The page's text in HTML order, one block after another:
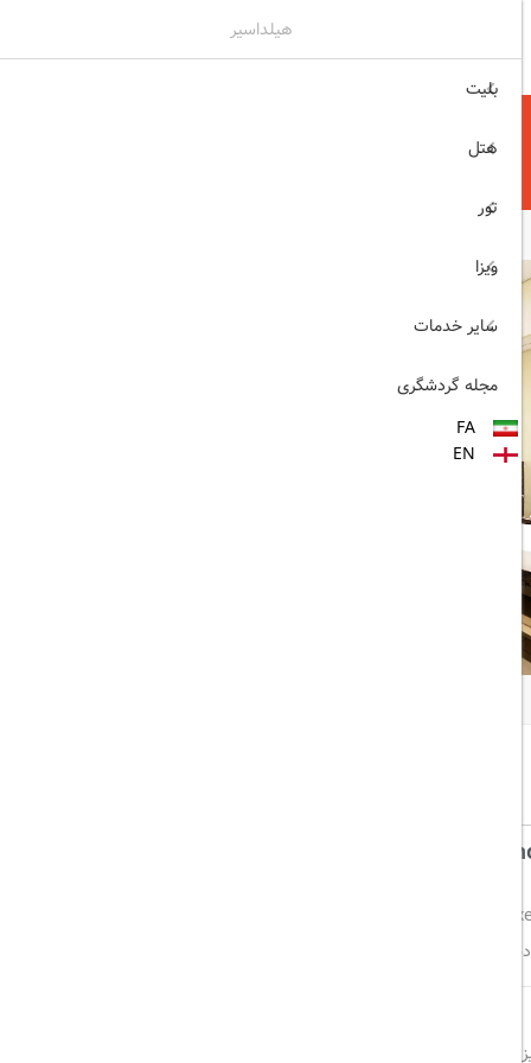
۰۲۱۷۷۶۵۵۹۶۰
به جاذبه‌های اصلی دبی آسان و سریع باشد.
صفحه‌تخت، مینی‌بار، گاوصندوق و حمامی مجهز به سشوار و لوازم
هیلداسیر
بلیت
هتل
تور
ویزا
سایر خدمات
مجله گردشگری
FA
EN